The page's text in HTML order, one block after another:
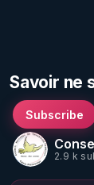
Savoir ne
2.9 k
Subscribe